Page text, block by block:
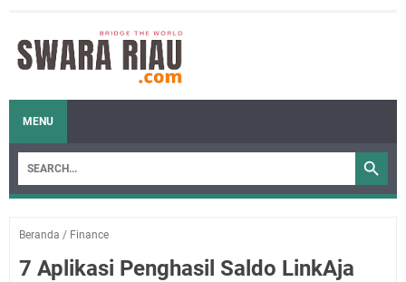
MENU
Beranda / Finance
7 Aplikasi Penghasil Saldo LinkAja